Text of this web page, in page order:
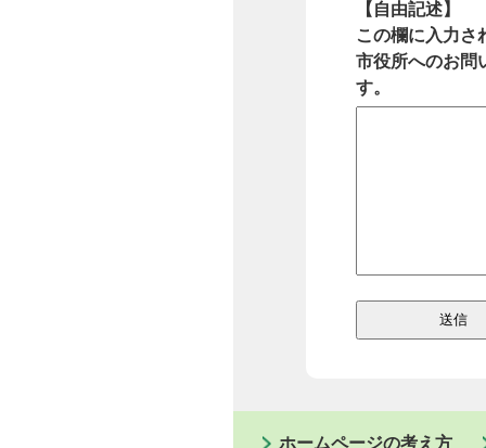
【自由記述】
この欄に入力さ
市役所へのお問
す。
ホームページの考え方